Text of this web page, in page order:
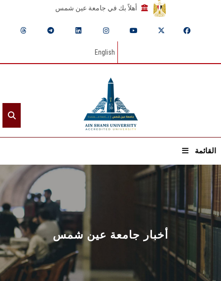
أهلاً بك في جامعة عين شمس
English
القائمة
الرئيسيـة
عن الجامعة
القطاعـات
الشئون الأكاديمية
أخبار جامعة عين شمس